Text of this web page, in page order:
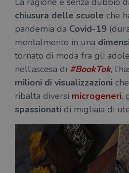
chiusura delle scuole che
pandemia da Covid-19
mentalmente in una
tornato di moda fra gli
nell’ascesa di #BookTok,
milioni di visualizzazioni
ribalta diversi microgeneri,
spassionati di migliaia di